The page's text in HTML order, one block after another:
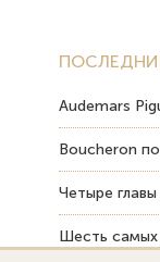
Audemars
Boucheron
Четыре
Шесть самых